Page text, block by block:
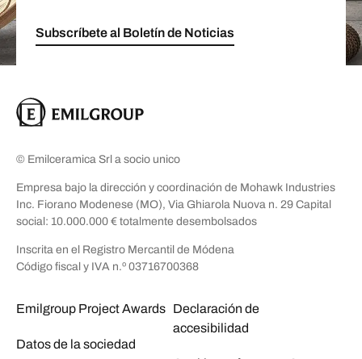
Subscríbete al Boletín de Noticias
© Emilceramica Srl a socio unico
Empresa bajo la dirección y coordinación de Mohawk Industries
Inc. Fiorano Modenese (MO), Via Ghiarola Nuova n. 29 Capital
social: 10.000.000 € totalmente desembolsados
Inscrita en el Registro Mercantil de Módena
Código fiscal y IVA n.º 03716700368
Emilgroup Project Awards
Datos de la sociedad
Declaración de
accesibilidad